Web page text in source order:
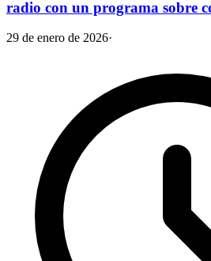
radio con un programa sobre
29 de enero de 2026·